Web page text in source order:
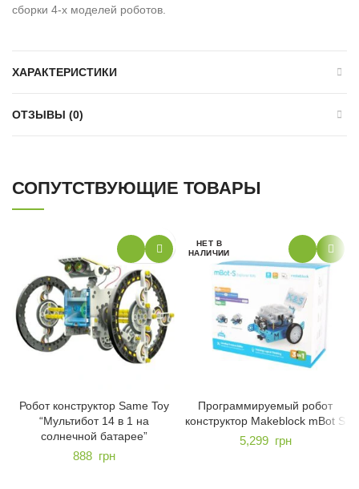
сборки 4-х моделей роботов.
ХАРАКТЕРИСТИКИ
ОТЗЫВЫ (0)
СОПУТСТВУЮЩИЕ ТОВАРЫ
Робот конструктор Same Toy
“Мультибот 14 в 1 на
солнечной батарее”
888 грн
НЕТ В
НАЛИЧИИ
Программируемый робот
конструктор Makeblock mBot S
5,299 грн